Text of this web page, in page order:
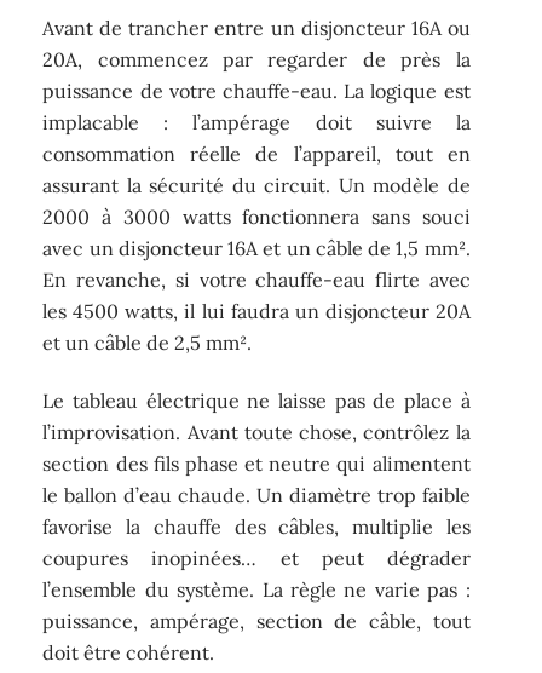
Avant de trancher entre un disjoncteur 16A ou
20A, commencez par regarder de près la
puissance de votre chauffe-eau. La logique est
implacable : l’ampérage doit suivre la
consommation réelle de l’appareil, tout en
assurant la sécurité du circuit. Un modèle de
2000 à 3000 watts fonctionnera sans souci
avec un disjoncteur 16A et un câble de 1,5 mm².
En revanche, si votre chauffe-eau flirte avec
les 4500 watts, il lui faudra un disjoncteur 20A
et un câble de 2,5 mm².
Le tableau électrique ne laisse pas de place à
l’improvisation. Avant toute chose, contrôlez la
section des fils phase et neutre qui alimentent
le ballon d’eau chaude. Un diamètre trop faible
favorise la chauffe des câbles, multiplie les
coupures inopinées… et peut dégrader
l’ensemble du système. La règle ne varie pas :
puissance, ampérage, section de câble, tout
doit être cohérent.